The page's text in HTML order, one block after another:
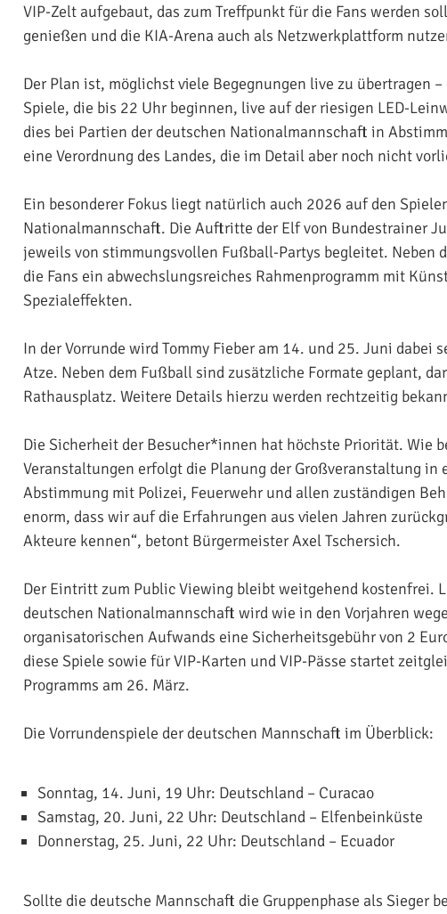
VIP-Zelt aufgebaut, das zum Treffpunkt für die Fans werden
genießen und die KIA-Arena auch als Netzwerkplattform
Der Plan ist, möglichst viele Begegnungen live zu übertragen
Spiele, die bis 22 Uhr beginnen, live auf der riesigen LED-
dies bei Partien der deutschen Nationalmannschaft in
eine Verordnung des Landes, die im Detail aber noch nicht
Ein besonderer Fokus liegt natürlich auch 2026 auf den
Nationalmannschaft. Die Auftritte der Elf von Bundestrainer
jeweils von stimmungsvollen Fußball-Partys begleitet. Neben
die Fans ein abwechslungsreiches Rahmenprogramm mit
Spezialeffekten.
In der Vorrunde wird Tommy Fieber am 14. und 25. Juni dabei
Atze. Neben dem Fußball sind zusätzliche Formate geplant,
Rathausplatz. Weitere Details hierzu werden rechtzeitig
Die Sicherheit der Besucher*innen hat höchste Priorität. Wie
Veranstaltungen erfolgt die Planung der Großveranstaltung in
Abstimmung mit Polizei, Feuerwehr und allen zuständigen
enorm, dass wir auf die Erfahrungen aus vielen Jahren
Akteure kennen“, betont Bürgermeister Axel Tschersich.
Der Eintritt zum Public Viewing bleibt weitgehend kostenfrei.
deutschen Nationalmannschaft wird wie in den Vorjahren
organisatorischen Aufwands eine Sicherheitsgebühr von 2
diese Spiele sowie für VIP-Karten und VIP-Pässe startet
Programms am 26. März.
Die Vorrundenspiele der deutschen Mannschaft im Überblick:
Sonntag, 14. Juni, 19 Uhr: Deutschland – Curacao
Samstag, 20. Juni, 22 Uhr: Deutschland – Elfenbeinküste
Donnerstag, 25. Juni, 22 Uhr: Deutschland – Ecuador
Sollte die deutsche Mannschaft die Gruppenphase als Sieger